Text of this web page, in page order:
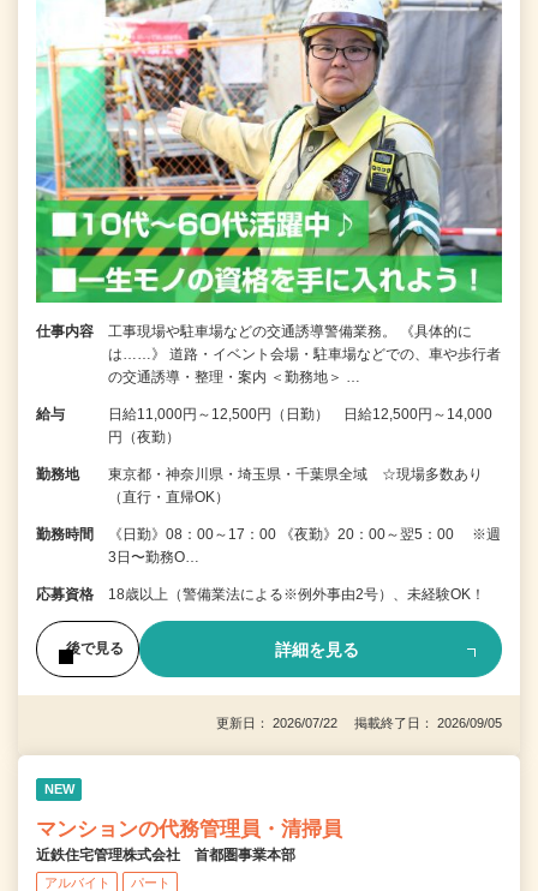
仕事内容
工事現場や駐車場などの交通誘導警備業務。 《具体的に
は……》 道路・イベント会場・駐車場などでの、車や歩行者
の交通誘導・整理・案内 ＜勤務地＞ …
給与
日給11,000円～12,500円（日勤） 日給12,500円～14,000
円（夜勤）
勤務地
東京都・神奈川県・埼玉県・千葉県全域 ☆現場多数あり
（直行・直帰OK）
勤務時間
《日勤》08：00～17：00 《夜勤》20：00～翌5：00 ※週
3日〜勤務O…
応募資格 18歳以上（警備業法による※例外事由2号）、未経験OK！
後で見る 詳細を見る
更新日： 2026/07/22 掲載終了日： 2026/09/05
NEW
マンションの代務管理員・清掃員
近鉄住宅管理株式会社 首都圏事業本部
アルバイト パート